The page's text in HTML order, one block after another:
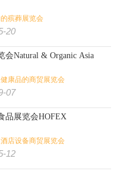
殡葬展览会
20
会Natural & Organic Asia
康品的商贸展览会
07
品展览会HOFEX
店设备商贸展览会
12